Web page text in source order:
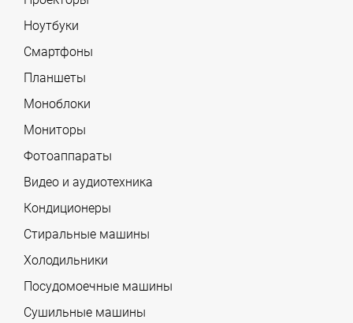
Ноутбуки
Смартфоны
Планшеты
Моноблоки
Мониторы
Фотоаппараты
Видео и аудиотехника
Кондиционеры
Стиральные машины
Холодильники
Посудомоечные машины
Сушильные машины